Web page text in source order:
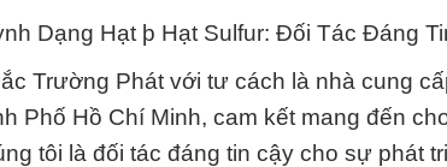
Dạng Hạt þ Hạt Sulfur: Đối Tác Đáng
Trường Phát với tư cách là nhà cung
Phố Hồ Chí Minh, cam kết mang đến
tôi là đối tác đáng tin cậy cho sự phát